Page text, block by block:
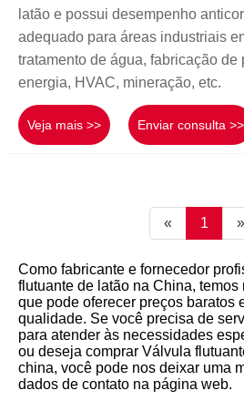
latão e possui desempenho
adequado para áreas industriais
tratamento de água, fabricação de
energia, HVAC, mineração, etc.
Veja mais >> Enviar consulta >>
« 1 »
Como fabricante e fornecedor
flutuante de latão na China, temos
que pode oferecer preços baratos
qualidade. Se você precisa de
para atender às necessidades
ou deseja comprar Válvula
china, você pode nos deixar uma
dados de contato na página web.